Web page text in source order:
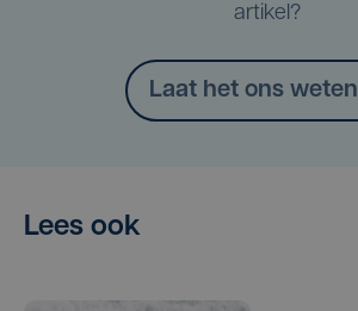
artikel?
Laat het ons weten
Lees ook